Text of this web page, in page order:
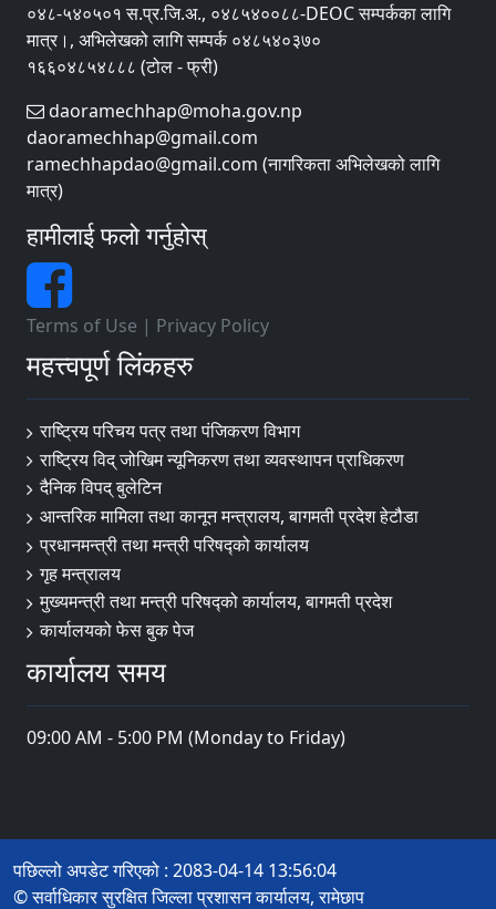
०४८-५४०५०१ स.प्र.जि.अ., ०४८५४००८८-DEOC सम्पर्कका लागि
मात्र।, अभिलेखको लागि सम्पर्क ०४८५४०३७०
१६६०४८५४८८८ (टोल - फ्री)
daoramechhap@moha.gov.np
daoramechhap@gmail.com
ramechhapdao@gmail.com (नागरिकता अभिलेखको लागि
मात्र)
हामीलाई फलो गर्नुहोस्
Terms of Use | Privacy Policy
महत्त्वपूर्ण लिंकहरु
राष्ट्रिय परिचय पत्र तथा पंजिकरण विभाग
राष्ट्रिय विद् जोखिम न्यूनिकरण तथा व्यवस्थापन प्राधिकरण
दैनिक विपद् बुलेटिन
आन्तरिक मामिला तथा कानून मन्त्रालय, बागमती प्रदेश हेटौडा
प्रधानमन्त्री तथा मन्त्री परिषद्को कार्यालय
गृह मन्त्रालय
मुख्यमन्त्री तथा मन्त्री परिषद्को कार्यालय, बागमती प्रदेश
कार्यालयको फेस बुक पेज
कार्यालय समय
09:00 AM - 5:00 PM (Monday to Friday)
पछिल्लो अपडेट गरिएको : 2083-04-14 13:56:04
© सर्वाधिकार सुरक्षित जिल्ला प्रशासन कार्यालय, रामेछाप